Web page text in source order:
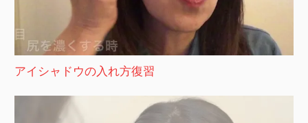
アイシャドウの入れ方復習